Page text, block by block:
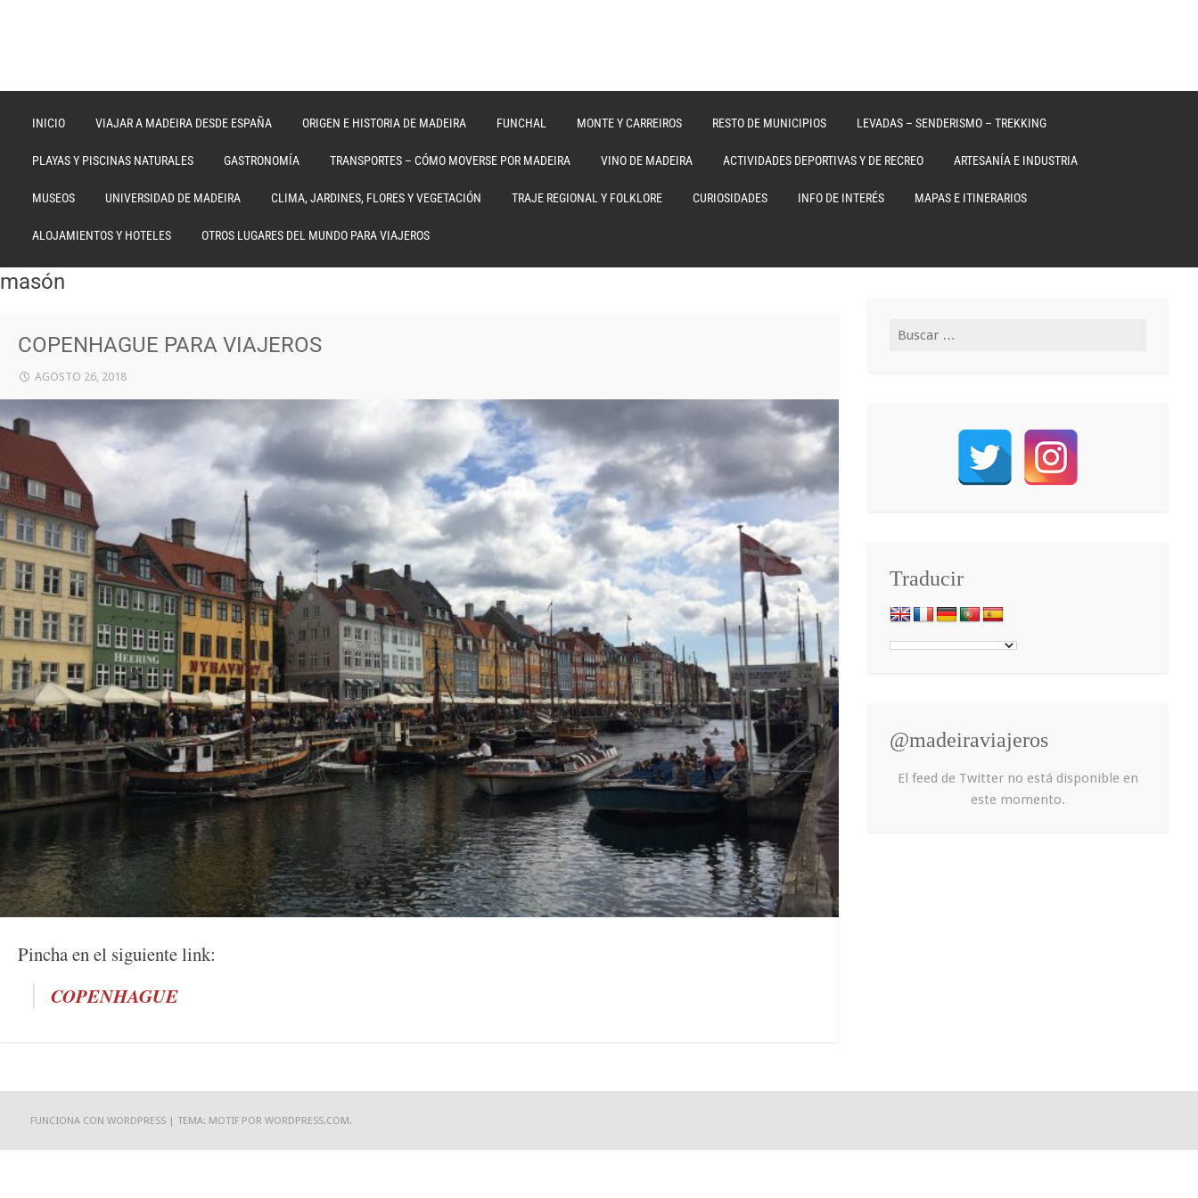
INICIO VIAJAR A MADEIRA DESDE ESPAÑA ORIGEN E HISTORIA DE MADEIRA FUNCHAL MONTE Y CARREIROS RESTO DE MUNICIPIOS LEVADAS – SENDERISMO – TREKKING
PLAYAS Y PISCINAS NATURALES GASTRONOMÍA TRANSPORTES – CÓMO MOVERSE POR MADEIRA VINO DE MADEIRA ACTIVIDADES DEPORTIVAS Y DE RECREO ARTESANÍA E INDUSTRIA
MUSEOS UNIVERSIDAD DE MADEIRA CLIMA, JARDINES, FLORES Y VEGETACIÓN TRAJE REGIONAL Y FOLKLORE CURIOSIDADES INFO DE INTERÉS MAPAS E ITINERARIOS
ALOJAMIENTOS Y HOTELES OTROS LUGARES DEL MUNDO PARA VIAJEROS
masón
COPENHAGUE PARA VIAJEROS
AGOSTO 26, 2018
Pincha en el siguiente link:
COPENHAGUE
Traducir
@madeiraviajeros
El feed de Twitter no está disponible en
este momento.
FUNCIONA CON WORDPRESS | TEMA: MOTIF POR WORDPRESS.COM.